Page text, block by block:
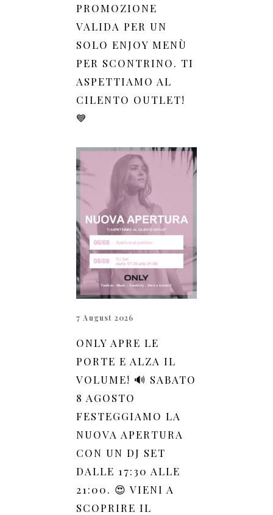
PROMOZIONE
VALIDA PER UN
SOLO ENJOY MENÙ
PER SCONTRINO. TI
ASPETTIAMO AL
CILENTO OUTLET!
💙
7 August 2026
ONLY APRE LE
PORTE E ALZA IL
VOLUME! 🔊 SABATO
8 AGOSTO
FESTEGGIAMO LA
NUOVA APERTURA
CON UN DJ SET
DALLE 17:30 ALLE
21:00. 😍 VIENI A
SCOPRIRE IL